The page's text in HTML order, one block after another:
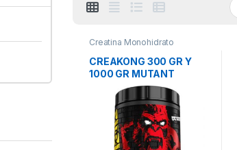
Creatina Monohidrato
CREAKONG 300 GR Y
1000 GR MUTANT